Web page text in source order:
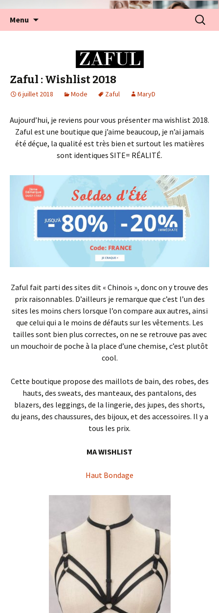
Menu
Zaful : Wishlist 2018
6 juillet 2018 Mode Zaful MaryD
Aujourd’hui, je reviens pour vous présenter ma wishlist 2018.
Zaful est une boutique que j’aime beaucoup, je n’ai jamais
été déçue, la qualité est très bien et surtout les matières
sont identiques SITE= RÉALITÉ.
Zaful fait parti des sites dit « Chinois », donc on y trouve des
prix raisonnables. D’ailleurs je remarque que c’est l’un des
sites les moins chers lorsque l’on compare aux autres, ainsi
que celui qui a le moins de défauts sur les vêtements. Les
tailles sont bien plus correctes, on ne se retrouve pas avec
un mouchoir de poche à la place d’une chemise, c’est plutôt
cool.
Cette boutique propose des maillots de bain, des robes, des
hauts, des sweats, des manteaux, des pantalons, des
blazers, des leggings, de la lingerie, des jupes, des shorts,
du jeans, des chaussures, des bijoux, et des accessoires. Il y a
tous les prix.
MA WISHLIST
Haut Bondage